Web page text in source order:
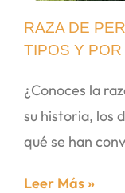
RAZA DE
TIPOS Y
¿Conoces la
su historia, los
qué se han
Leer Más »